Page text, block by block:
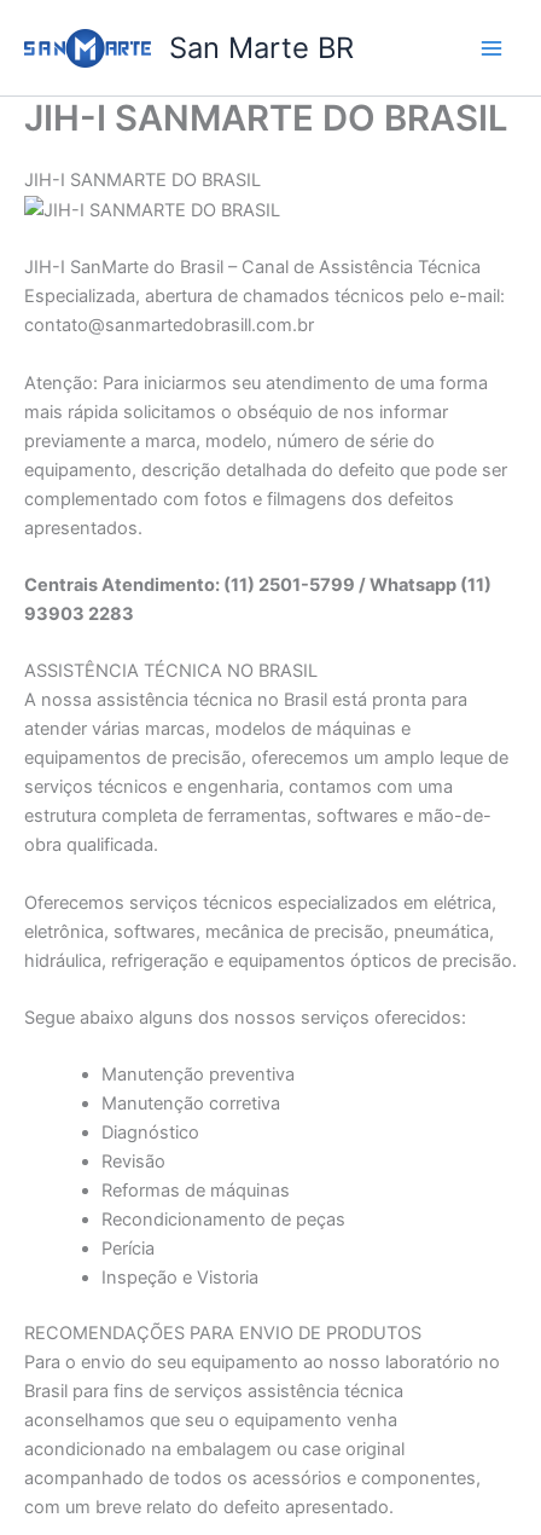
para
conteúdo
San Marte BR
JIH-I SANMARTE DO BRASIL
JIH-I SANMARTE DO BRASIL
JIH-I SanMarte do Brasil – Canal de Assistência Técnica
Especializada, abertura de chamados técnicos pelo e-mail:
contato@sanmartedobrasill.com.br
Atenção: Para iniciarmos seu atendimento de uma forma
mais rápida solicitamos o obséquio de nos informar
previamente a marca, modelo, número de série do
equipamento, descrição detalhada do defeito que pode ser
complementado com fotos e filmagens dos defeitos
apresentados.
Centrais Atendimento: (11) 2501-5799 / Whatsapp (11)
93903 2283
ASSISTÊNCIA TÉCNICA NO BRASIL
A nossa assistência técnica no Brasil está pronta para
atender várias marcas, modelos de máquinas e
equipamentos de precisão, oferecemos um amplo leque de
serviços técnicos e engenharia, contamos com uma
estrutura completa de ferramentas, softwares e mão-de-
obra qualificada.
Oferecemos serviços técnicos especializados em elétrica,
eletrônica, softwares, mecânica de precisão, pneumática,
hidráulica, refrigeração e equipamentos ópticos de precisão.
Segue abaixo alguns dos nossos serviços oferecidos:
Manutenção preventiva
Manutenção corretiva
Diagnóstico
Revisão
Reformas de máquinas
Recondicionamento de peças
Perícia
Inspeção e Vistoria
RECOMENDAÇÕES PARA ENVIO DE PRODUTOS
Para o envio do seu equipamento ao nosso laboratório no
Brasil para fins de serviços assistência técnica
aconselhamos que seu o equipamento venha
acondicionado na embalagem ou case original
acompanhado de todos os acessórios e componentes,
com um breve relato do defeito apresentado.